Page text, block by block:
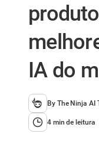
IA do
By The Ninja AI
4 min de leitura